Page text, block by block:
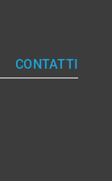
CONTATTI